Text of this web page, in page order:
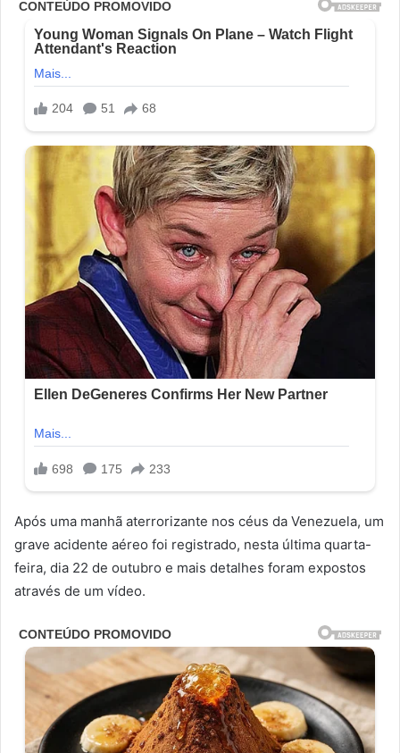
Após uma manhã aterrorizante nos céus da Venezuela, um
grave acidente aéreo foi registrado, nesta última quarta-
feira, dia 22 de outubro e mais detalhes foram expostos
através de um vídeo.